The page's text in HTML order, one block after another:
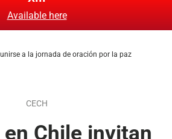
Available here
a la jornada de oración por la paz
CECH
Chile invitan